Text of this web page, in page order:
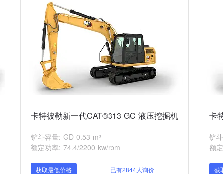
卡特彼勒新一代CAT®313 GC 液压挖掘机
铲斗容量: GD 0.53 m³
额定功率: 74.4/2200 kw/rpm
获取最低价格 已有2844人询价
卡
铲
额
获